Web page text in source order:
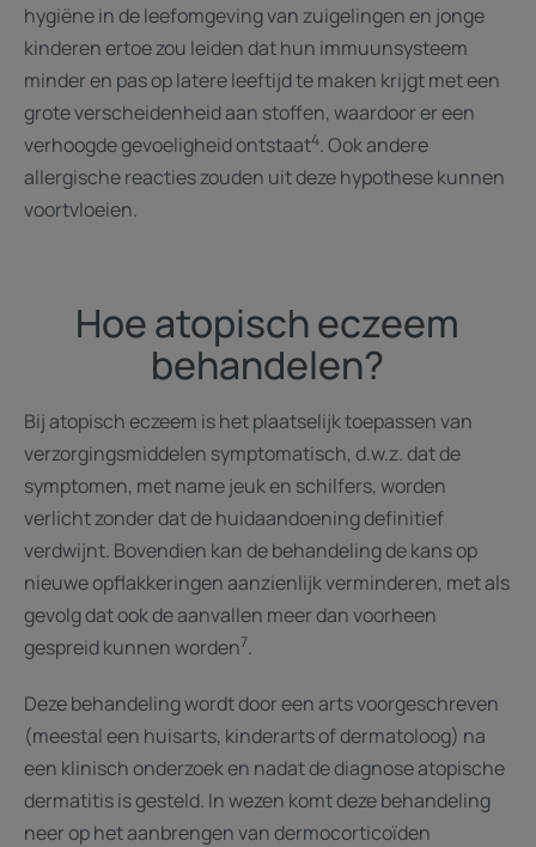
hygiëne in de leefomgeving van zuigelingen en jonge
kinderen ertoe zou leiden dat hun immuunsysteem
minder en pas op latere leeftijd te maken krijgt met een
grote verscheidenheid aan stoffen, waardoor er een
verhoogde gevoeligheid ontstaat4. Ook andere
allergische reacties zouden uit deze hypothese kunnen
voortvloeien.
Hoe atopisch eczeem
behandelen?
Bij atopisch eczeem is het plaatselijk toepassen van
verzorgingsmiddelen symptomatisch, d.w.z. dat de
symptomen, met name jeuk en schilfers, worden
verlicht zonder dat de huidaandoening definitief
verdwijnt. Bovendien kan de behandeling de kans op
nieuwe opflakkeringen aanzienlijk verminderen, met als
gevolg dat ook de aanvallen meer dan voorheen
gespreid kunnen worden7.
Deze behandeling wordt door een arts voorgeschreven
(meestal een huisarts, kinderarts of dermatoloog) na
een klinisch onderzoek en nadat de diagnose atopische
dermatitis is gesteld. In wezen komt deze behandeling
neer op het aanbrengen van dermocorticoïden